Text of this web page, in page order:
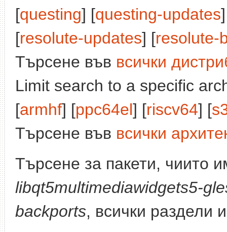
[questing] [questing-updates
[resolute-updates] [resolute-
Търсене във всички
Limit search to a specific
[armhf] [ppc64el] [riscv64] [
Търсене във всички
Търсене за пакети, чиито
libqt5multimediawidgets5-
backports, всички раздели